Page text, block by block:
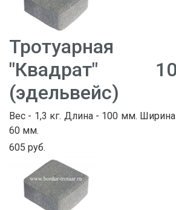
Тротуарная
"Квадрат"
(эдельвейс)
Вес - 1,3 кг. Длина - 100 мм.
60 мм.
605 руб.